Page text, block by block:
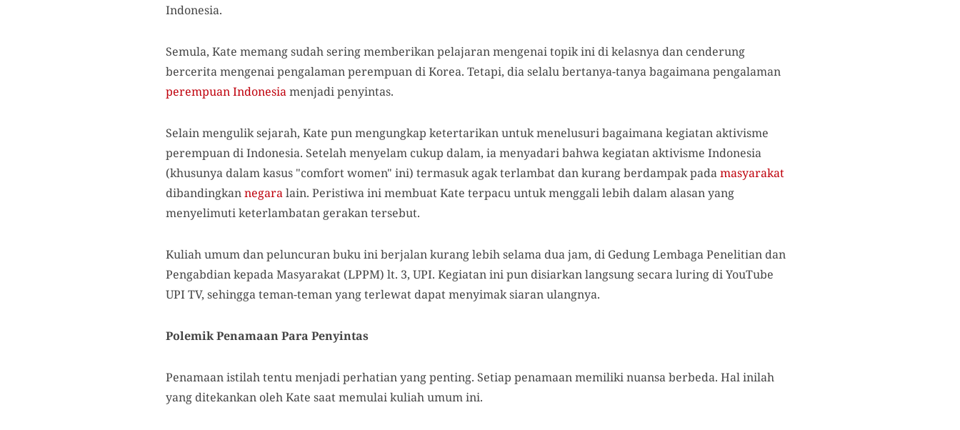
Indonesia.
Semula, Kate memang sudah sering memberikan pelajaran mengenai topik ini di kelasnya dan cenderung
bercerita mengenai pengalaman perempuan di Korea. Tetapi, dia selalu bertanya-tanya bagaimana pengalaman
perempuan Indonesiamenjadi penyintas.
Selain mengulik sejarah, Kate pun mengungkap ketertarikan untuk menelusuri bagaimana kegiatan aktivisme
perempuan di Indonesia. Setelah menyelam cukup dalam, ia menyadari bahwa kegiatan aktivisme Indonesia
(khusunya dalam kasus "comfort women" ini) termasuk agak terlambat dan kurang berdampak padamasyarakat
dibandingkannegaralain. Peristiwa ini membuat Kate terpacu untuk menggali lebih dalam alasan yang
menyelimuti keterlambatan gerakan tersebut.
Kuliah umum dan peluncuran buku ini berjalan kurang lebih selama dua jam, di Gedung Lembaga Penelitian dan
Pengabdian kepada Masyarakat (LPPM) lt. 3, UPI. Kegiatan ini pun disiarkan langsung secara luring di YouTube
UPI TV, sehingga teman-teman yang terlewat dapat menyimak siaran ulangnya.
Polemik Penamaan Para Penyintas
Penamaan istilah tentu menjadi perhatian yang penting. Setiap penamaan memiliki nuansa berbeda. Hal inilah
yang ditekankan oleh Kate saat memulai kuliah umum ini.